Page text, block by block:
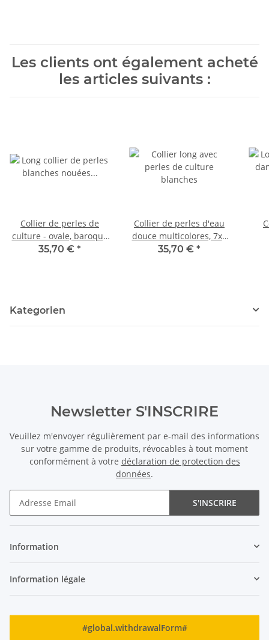
Les clients ont également acheté
les articles suivants :
Collier de perles de
culture - ovale, baroque
7x8 mm blanc, 128 cm
35,70 € *
Collier de perles d'eau
douce multicolores, 7x8
mm, 130 cm / 9830
35,70 € *
Kategorien
Newsletter S'INSCRIRE
Veuillez m'envoyer régulièrement par e-mail des informations
sur votre gamme de produits, révocables à tout moment
conformément à votre déclaration de protection des
données.
S'INSCRIRE
Information
Information légale
#global.withdrawalForm#